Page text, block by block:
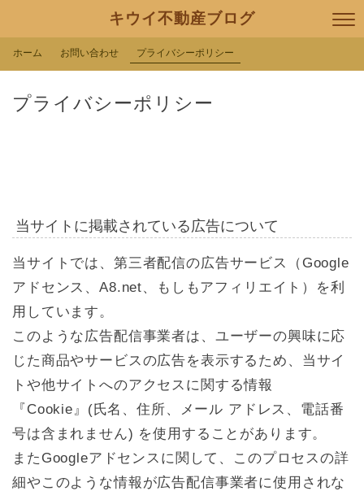
キウイ不動産ブログ
ホーム お問い合わせ プライバシーポリシー
プライバシーポリシー
当サイトに掲載されている広告について
当サイトでは、第三者配信の広告サービス（Google
アドセンス、A8.net、もしもアフィリエイト）を利
用しています。
このような広告配信事業者は、ユーザーの興味に応
じた商品やサービスの広告を表示するため、当サイ
トや他サイトへのアクセスに関する情報
『Cookie』(氏名、住所、メール アドレス、電話番
号は含まれません) を使用することがあります。
またGoogleアドセンスに関して、このプロセスの詳
細やこのような情報が広告配信事業者に使用されな